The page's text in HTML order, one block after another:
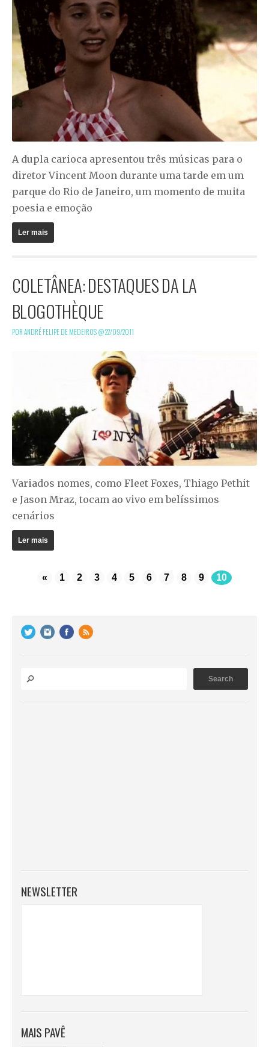
A dupla carioca apresentou três músicas para o
diretor Vincent Moon durante uma tarde em um
parque do Rio de Janeiro, um momento de muita
poesia e emoção
Ler mais
COLETÂNEA: DESTAQUES DA LA
BLOGOTHÈQUE
POR ANDRÉ FELIPE DE MEDEIROS @22/09/2011
Variados nomes, como Fleet Foxes, Thiago Pethit
e Jason Mraz, tocam ao vivo em belíssimos
cenários
Ler mais
« 1 2 3 4 5 6 7 8 9 10
NEWSLETTER
MAIS PAVÊ